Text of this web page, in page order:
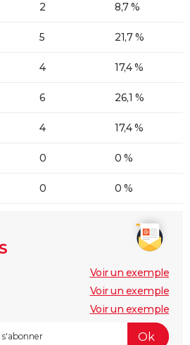
2 8,7 %
5 21,7 %
4 17,4 %
6 26,1 %
4 17,4 %
0 0 %
0 0 %
Voir un exemple
Voir un exemple
Voir un exemple